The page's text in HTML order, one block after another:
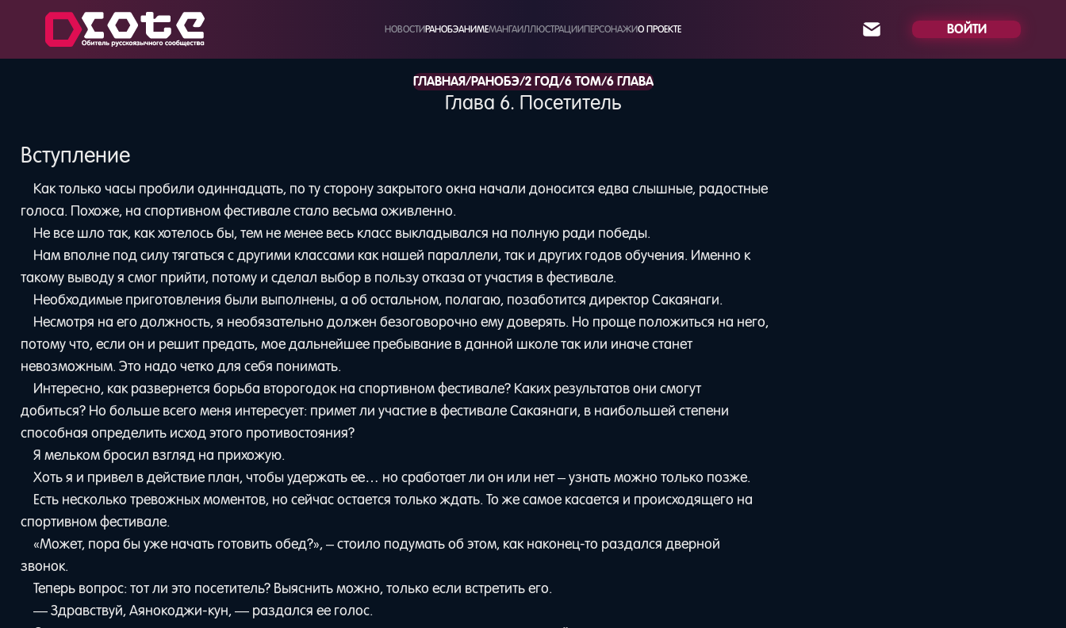
НОВОСТИРАНОБЭАНИМЕМАНГАИЛЛЮСТРАЦИИПЕРСОНАЖИО ПРОЕКТЕ ВОЙТИ
ГЛАВНАЯ/РАНОБЭ/2 ГОД/6 ТОМ/6 ГЛАВА
Глава 6. Посетитель
Вступление
Как только часы пробили одиннадцать, по ту сторону закрытого окна начали доносится едва слышные, радостные
голоса. Похоже, на спортивном фестивале стало весьма оживленно.
Не все шло так, как хотелось бы, тем не менее весь класс выкладывался на полную ради победы.
Нам вполне под силу тягаться с другими классами как нашей параллели, так и других годов обучения. Именно к
такому выводу я смог прийти, потому и сделал выбор в пользу отказа от участия в фестивале.
Необходимые приготовления были выполнены, а об остальном, полагаю, позаботится директор Сакаянаги.
Несмотря на его должность, я необязательно должен безоговорочно ему доверять. Но проще положиться на него,
потому что, если он и решит предать, мое дальнейшее пребывание в данной школе так или иначе станет
невозможным. Это надо четко для себя понимать.
Интересно, как развернется борьба второгодок на спортивном фестивале? Каких результатов они смогут
добиться? Но больше всего меня интересует: примет ли участие в фестивале Сакаянаги, в наибольшей степени
способная определить исход этого противостояния?
Я мельком бросил взгляд на прихожую.
Хоть я и привел в действие план, чтобы удержать ее… но сработает ли он или нет – узнать можно только позже.
Есть несколько тревожных моментов, но сейчас остается только ждать. То же самое касается и происходящего на
спортивном фестивале.
«Может, пора бы уже начать готовить обед?», – стоило подумать об этом, как наконец-то раздался дверной
звонок.
Теперь вопрос: тот ли это посетитель? Выяснить можно, только если встретить его.
— Здравствуй, Аянокоджи-кун, — раздался ее голос.